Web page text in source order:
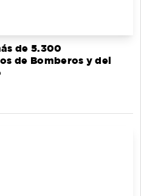
de 5.300
de Bomberos y del